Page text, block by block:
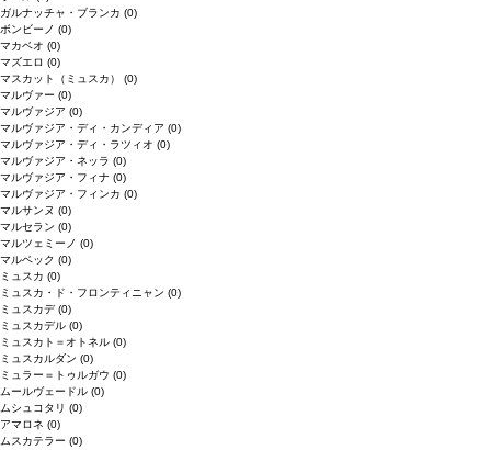
ガルナッチャ・ブランカ (0)
ボンビーノ (0)
マカベオ (0)
マズエロ (0)
マスカット（ミュスカ） (0)
マルヴァー (0)
マルヴァジア (0)
マルヴァジア・ディ・カンディア (0)
マルヴァジア・ディ・ラツィオ (0)
マルヴァジア・ネッラ (0)
マルヴァジア・フィナ (0)
マルヴァジア・フィンカ (0)
マルサンヌ (0)
マルセラン (0)
マルツェミーノ (0)
マルベック (0)
ミュスカ (0)
ミュスカ・ド・フロンティニャン (0)
ミュスカデ(0)
ミュスカデル (0)
ミュスカト＝オトネル (0)
ミュスカルダン (0)
ミュラー＝トゥルガウ (0)
ムールヴェードル (0)
ムシュコタリ (0)
アマロネ (0)
ムスカテラー (0)